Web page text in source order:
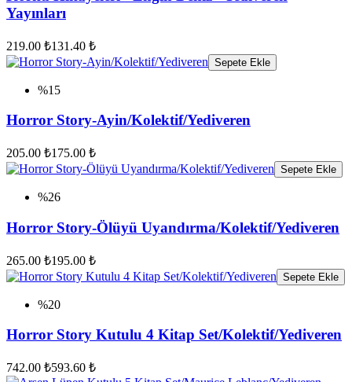
Yayınları
219.00 ₺131.40 ₺
Sepete Ekle
%15
Horror Story-Ayin/Kolektif/Yediveren
205.00 ₺175.00 ₺
Sepete Ekle
%26
Horror Story-Ölüyü Uyandırma/Kolektif/Yediveren
265.00 ₺195.00 ₺
Sepete Ekle
%20
Horror Story Kutulu 4 Kitap Set/Kolektif/Yediveren
742.00 ₺593.60 ₺